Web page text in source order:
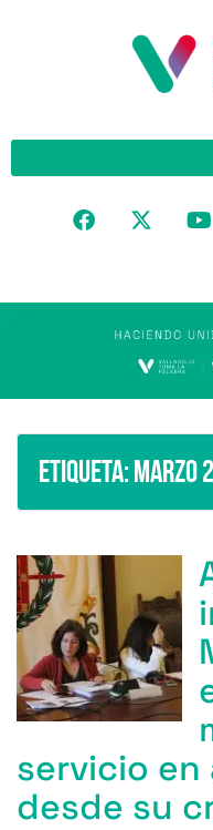
Etiqueta:marzo
servicio en
desde su